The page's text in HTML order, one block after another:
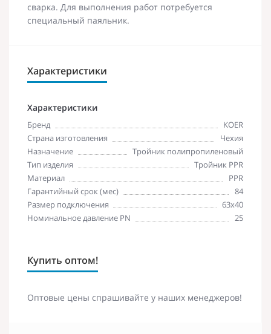
сварка. Для выполнения работ потребуется
специальный паяльник.
Характеристики
Характеристики
Бренд
KOER
Страна изготовления
Чехия
Назначение
Тройник полипропиленовый
Тип изделия
Тройник PPR
Материал
PPR
Гарантийный срок (мес)
84
Размер подключения
63х40
Номинальное давление PN
25
Купить оптом!
Оптовые цены спрашивайте у наших менеджеров!